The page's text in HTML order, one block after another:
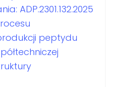
ADP.2301.132.2025
peptydu